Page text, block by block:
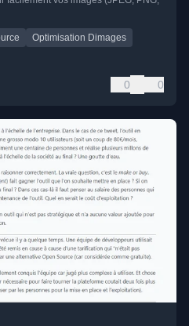
Optimisation Dimages
0 0